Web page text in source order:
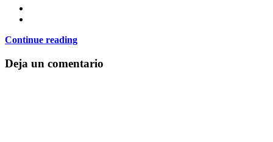
Continue reading
Deja un comentario